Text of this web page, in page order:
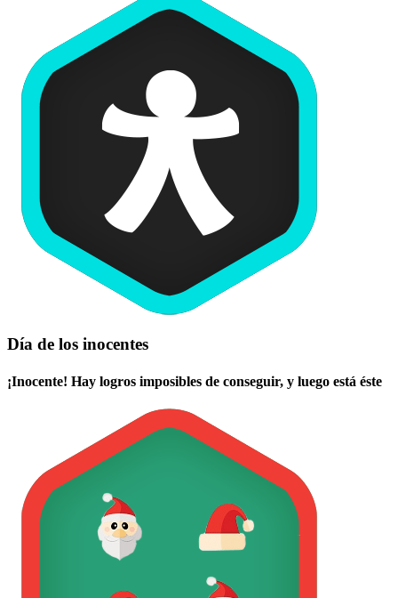
Día de los inocentes
¡Inocente! Hay logros imposibles de conseguir, y luego está éste